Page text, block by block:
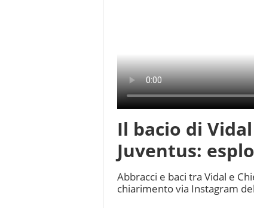
Il bacio di
Juventus:
Abbracci e baci tra Vidal e
chiarimento via Instagram